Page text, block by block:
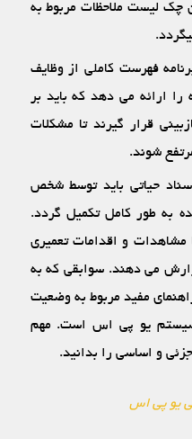
چک لیست ملاحظات مربوط به
فهرست کاملی از وظایف
را ارائه می ‏دهد که باید بر
قرار گیرند تا مشکلات
شوند.
حیاتی باید توسط شخص
به طور کامل تکمیل گردد.
مشاهدات و اقدامات تعمیری
می‏ دهند. سوابقی که به
مفید مربوط به وضعیت
سیستم یو پی اس است. مهم
و اساسی را بدانید.
یو پی اس